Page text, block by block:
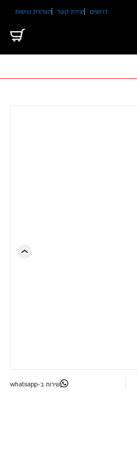
דרושים יצירת קשר הצהרת נגישות
שירות ב-whatsapp